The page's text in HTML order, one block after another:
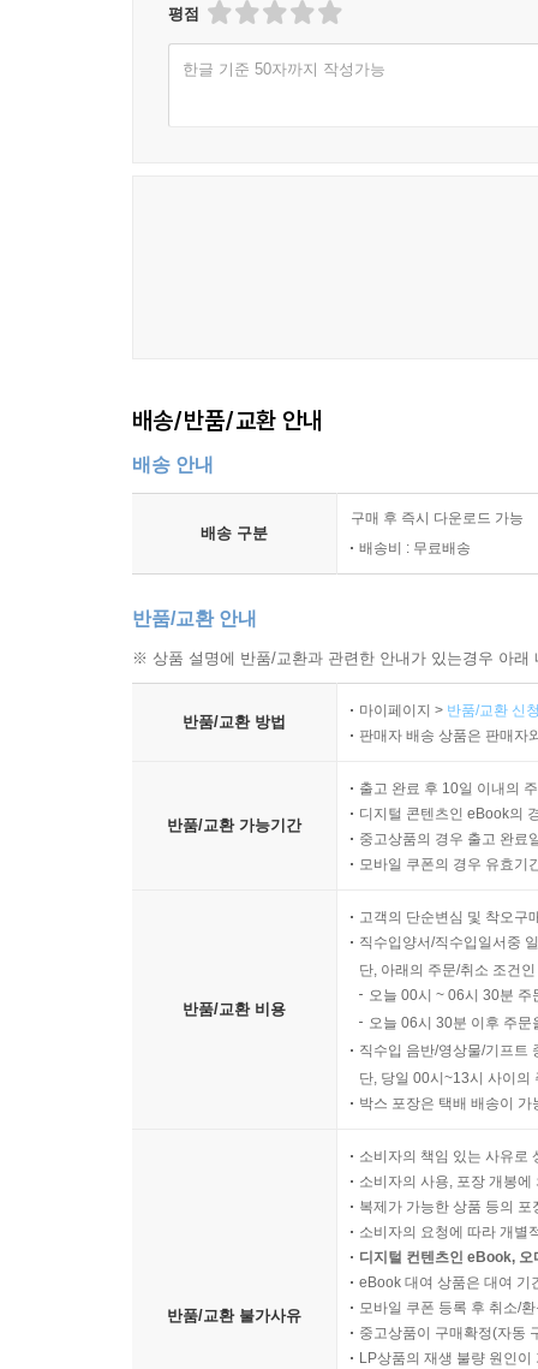
평점
한글 기준 50자까지 작성가능
배송/반품/교환 안내
배송 안내
배송 구분
구매 후 즉시 다운로드 가능
배송비 : 무료배송
반품/교환 안내
※ 상품 설명에 반품/교환과 관련한 안내가 있는경우 아
반품/교환 방법
마이페이지 > 반품/교환 신
판매자 배송 상품은 판매자
반품/교환 가능기간
출고 완료 후 10일 이내의
디지털 콘텐츠인 eBook의
중고상품의 경우 출고 완료
모바일 쿠폰의 경우 유효기
반품/교환 비용
고객의 단순변심 및 착오구
직수입양서/직수입일서중
단, 아래의 주문/취소 조건
오늘 00시 ~ 06시 30분
오늘 06시 30분 이후 주
직수입 음반/영상물/기프트
단, 당일 00시~13시 사이의
박스 포장은 택배 배송이
반품/교환 불가사유
소비자의 책임 있는 사유로
소비자의 사용, 포장 개봉
복제가 가능한 상품 등의
소비자의 요청에 따라 개별
디지털 컨텐츠인 eBook,
eBook 대여 상품은 대여 기
모바일 쿠폰 등록 후 취소/
중고상품이 구매확정(자동
LP상품의 재생 불량 원인